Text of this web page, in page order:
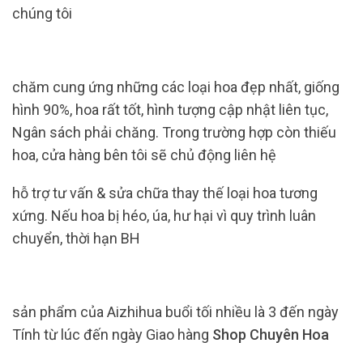
chúng tôi
chăm cung ứng những các loại hoa đẹp nhất, giống
hình 90%, hoa rất tốt, hình tượng cập nhật liên tục,
Ngân sách phải chăng. Trong trường hợp còn thiếu
hoa, cửa hàng bên tôi sẽ chủ động liên hệ
hỗ trợ tư vấn & sửa chữa thay thế loại hoa tương
xứng. Nếu hoa bị héo, úa, hư hại vì quy trình luân
chuyển, thời hạn BH
sản phẩm của Aizhihua buổi tối nhiều là 3 đến ngày
Tính từ lúc đến ngày Giao hàng Shop Chuyên Hoa